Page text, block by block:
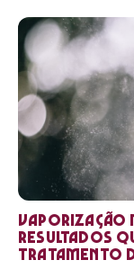
Vaporização
resultados
tratamento